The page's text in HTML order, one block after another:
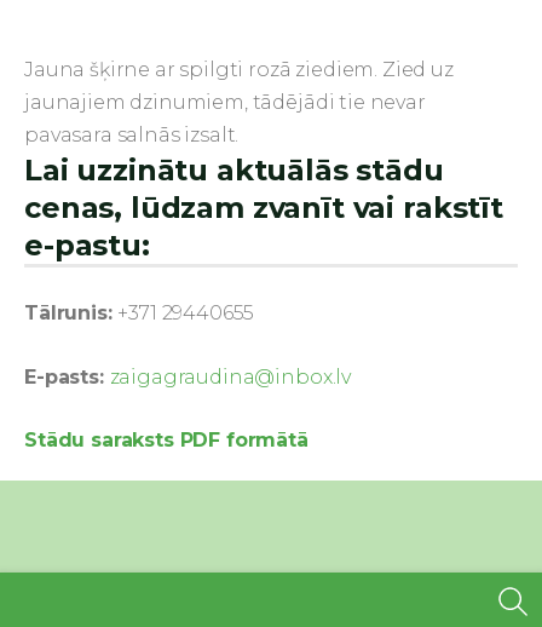
Lai uzzinātu aktuālās stādu
cenas, lūdzam zvanīt vai rakstīt
e-pastu:
Tālrunis: +371 29440655
E-pasts: zaigagraudina@inbox.lv
Stādu saraksts PDF formātā
Jauna šķirne ar spilgti rozā ziediem. Zied uz
jaunajiem dzinumiem, tādējādi tie nevar
pavasara salnās izsalt.